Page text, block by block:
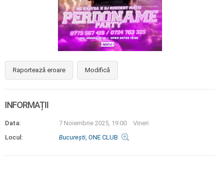
Raportează eroare Modifică
INFORMAȚII
Data: 7 Noiembrie 2025, 19:00
Vineri
Locul:
Bucureşti, ONE CLUB